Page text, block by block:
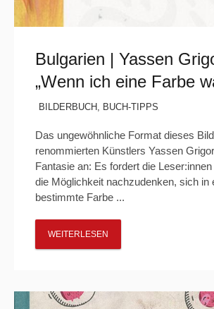
Bulgarien | Yassen
„Wenn ich eine Farbe
BILDERBUCH , BUCH-TIPPS
Das ungewöhnliche Format dieses
renommierten Künstlers Yassen
Fantasie an: Es fordert die
die Möglichkeit nachzudenken, sich in
bestimmte Farbe ...
WEITERLESEN